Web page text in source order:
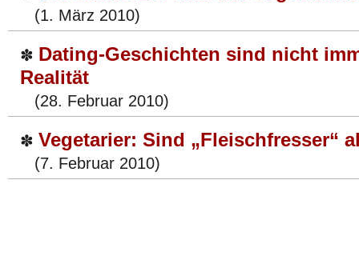
(1. März 2010)
✽ Dating-Geschichten sind nicht
Realität
(28. Februar 2010)
✽ Vegetarier: Sind „Fleischfresser“
(7. Februar 2010)